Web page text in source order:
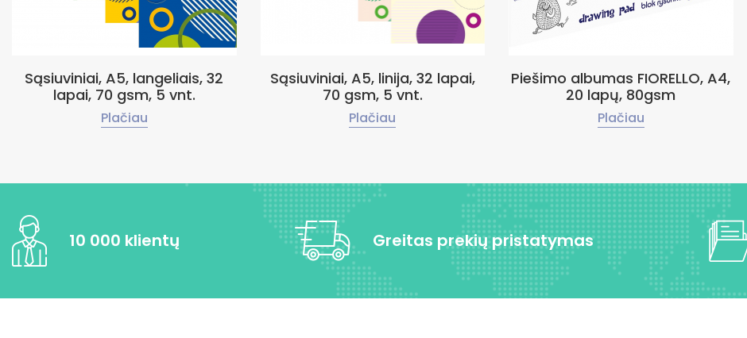
Sąsiuviniai, A5, langeliais, 32
lapai, 70 gsm, 5 vnt.
Plačiau
Sąsiuviniai, A5, linija, 32 lapai,
70 gsm, 5 vnt.
Plačiau
Piešimo albumas FIORELLO, A4,
20 lapų, 80gsm
Plačiau
10 000 klientų Greitas prekių pristatymas